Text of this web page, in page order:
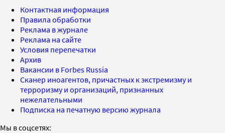
Контактная информация
Правила обработки
Реклама в журнале
Реклама на сайте
Условия перепечатки
Архив
Вакансии в Forbes Russia
Сканер иноагентов, причастных к экстремизму и
терроризму и организаций, признанных
нежелательными
Подписка на печатную версию журнала
Мы в соцсетях: